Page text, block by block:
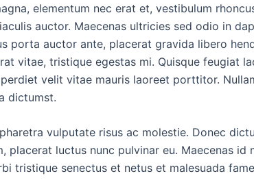
elementum nec erat et, vestibulum
auctor. Maecenas ultricies sed odio in
porta auctor ante, placerat gravida libero
vitae, tristique egestas mi. Quisque feugiat
velit vitae mauris laoreet porttitor.
dictumst.
vulputate risus ac molestie. Donec
luctus nunc pulvinar eu. Maecenas id
tristique senectus et netus et malesuada